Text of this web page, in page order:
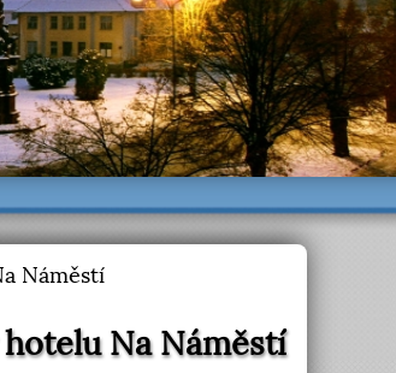
Náměstí
Na Náměstí